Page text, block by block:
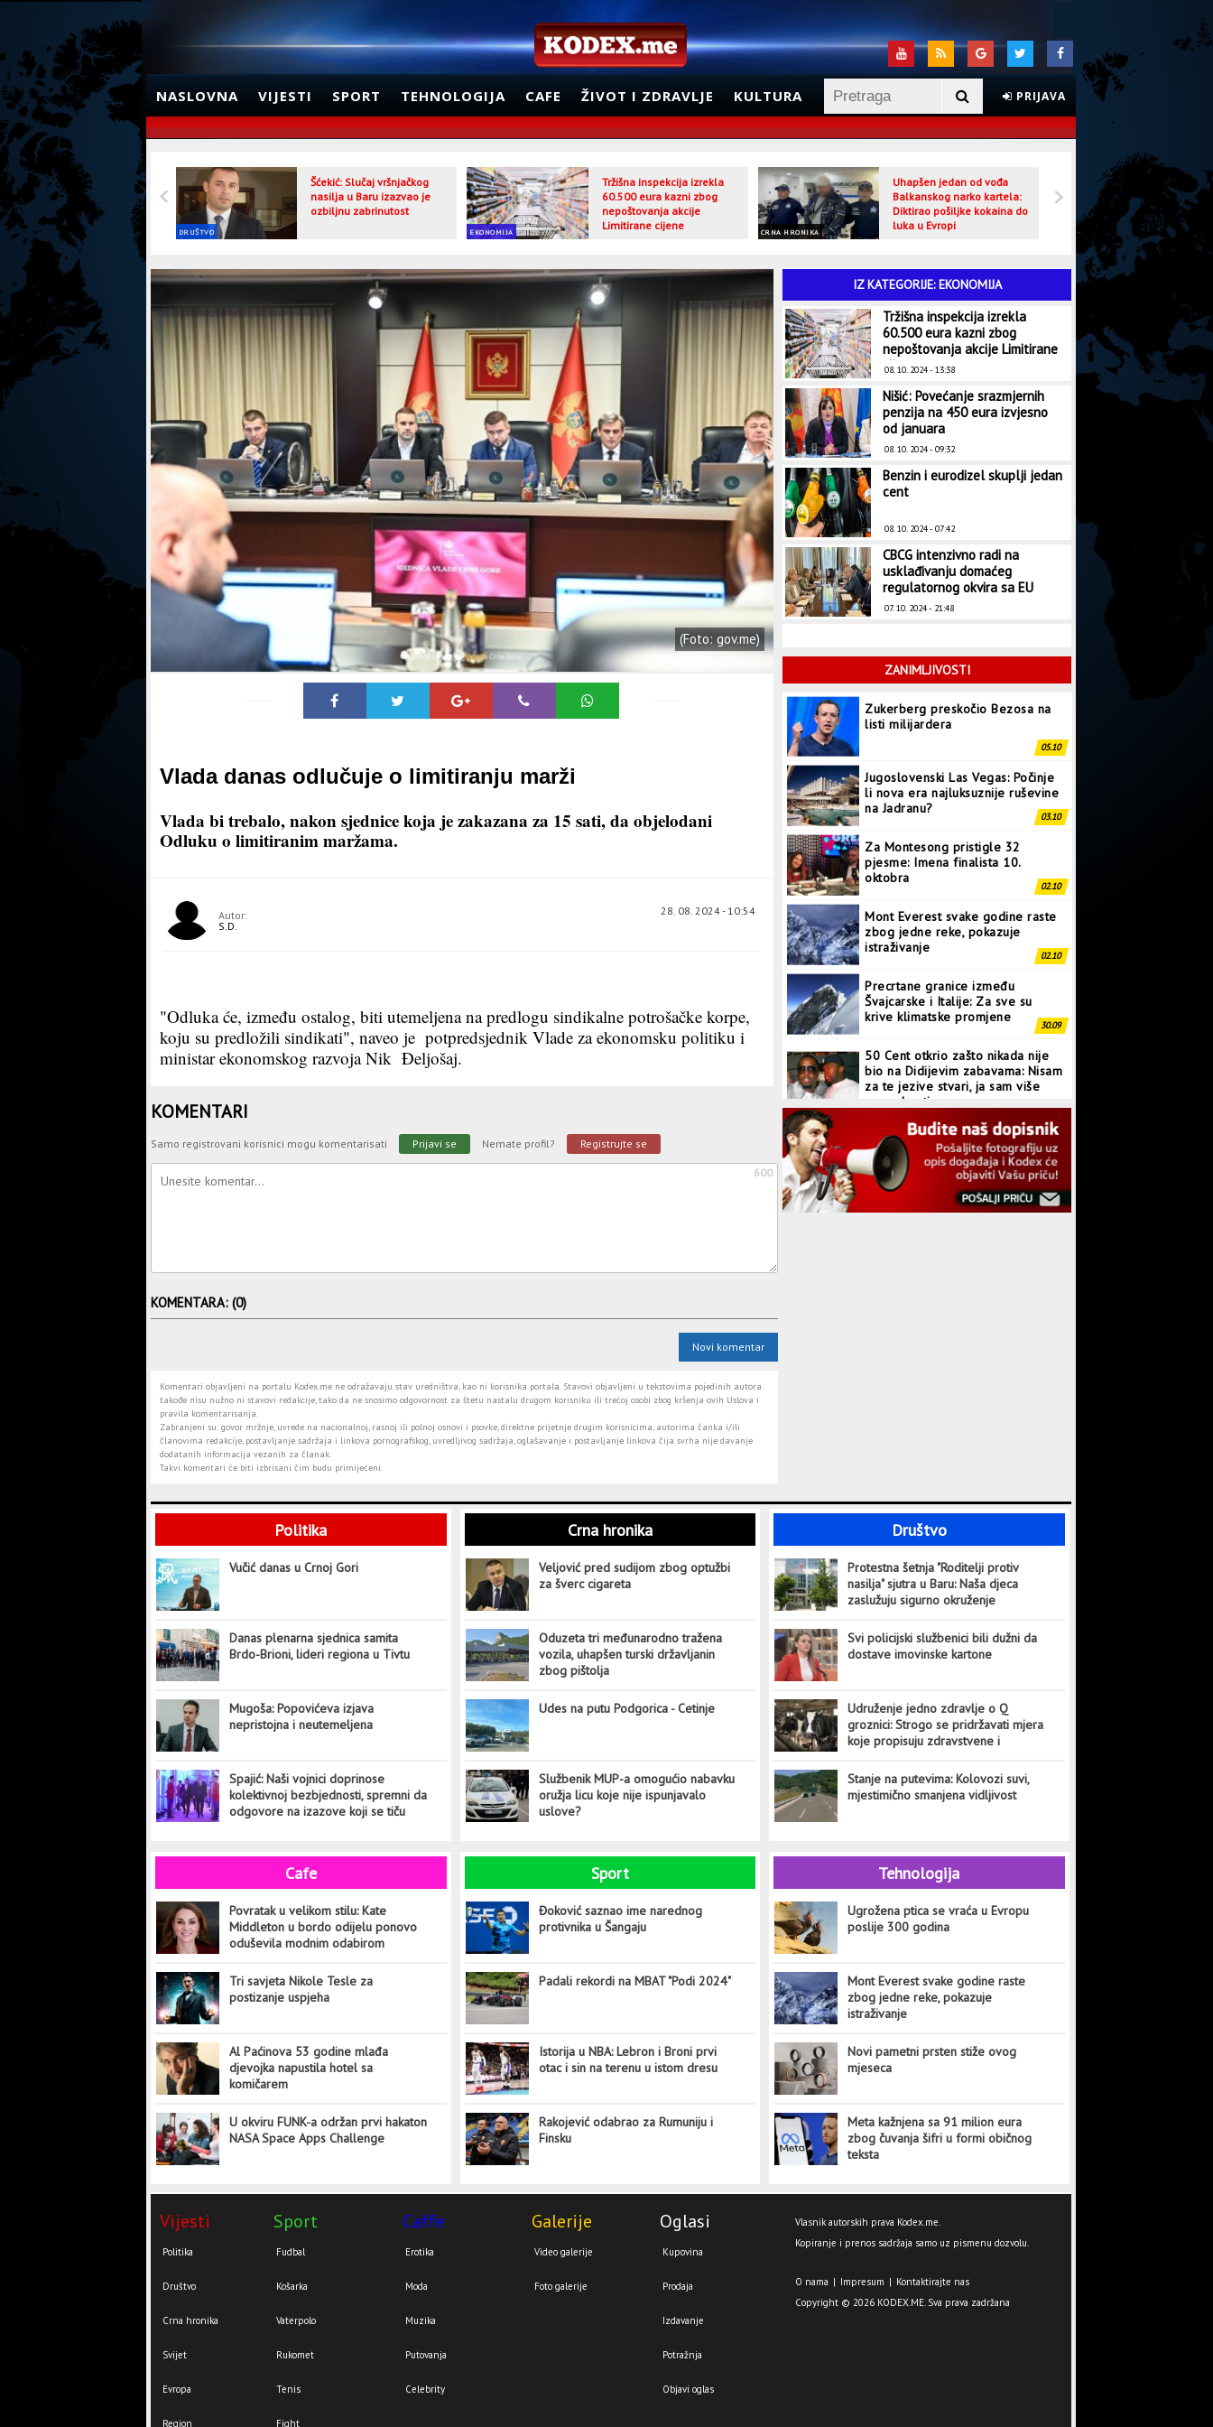
NASLOVNA VIJESTI SPORT TEHNOLOGIJA CAFE ŽIVOT I ZDRAVLJE KULTURA PRIJAVA
DRUŠTVO
Šćekić: Slučaj vršnjačkog
nasilja u Baru izazvao je
ozbiljnu zabrinutost
EKONOMIJA
Tržišna inspekcija izrekla
60.500 eura kazni zbog
nepoštovanja akcije
Limitirane cijene
CRNA HRONIKA
Uhapšen jedan od vođa
Balkanskog narko kartela:
Diktirao pošiljke kokaina do
luka u Evropi
CRNA HRONIKA
(Foto: gov.me)
Vlada danas odlučuje o limitiranju marži
Vlada bi trebalo, nakon sjednice koja je zakazana za 15 sati, da objelodani
Odluku o limitiranim maržama.
28. 08. 2024 - 10:54
Autor:
S.D.
"Odluka će, između ostalog, biti utemeljena na predlogu sindikalne potrošačke korpe,
koju su predložili sindikati", naveo je potpredsjednik Vlade za ekonomsku politiku i
ministar ekonomskog razvoja Nik Đeljošaj.
KOMENTARI
Samo registrovani korisnici mogu komentarisati Prijavi se Nemate profil? Registrujte se
600
KOMENTARA: (0)
Novi komentar
Komentari objavljeni na portalu Kodex.me ne odražavaju stav uredništva, kao ni korisnika portala. Stavovi objavljeni u tekstovima pojedinih autora
takođe nisu nužno ni stavovi redakcije, tako da ne snosimo odgovornost za štetu nastalu drugom korisniku ili trećoj osobi zbog kršenja ovih Uslova i
pravila komentarisanja.
Zabranjeni su: govor mržnje, uvrede na nacionalnoj, rasnoj ili polnoj osnovi i psovke, direktne prijetnje drugim korisnicima, autorima čanka i/ili
članovima redakcije, postavljanje sadržaja i linkova pornografskog, uvredljivog sadržaja, oglašavanje i postavljanje linkova čija svrha nije davanje
dodatanih informacija vezanih za članak.
Takvi komentari će biti izbrisani čim budu primijećeni.
IZ KATEGORIJE: EKONOMIJA
Tržišna inspekcija izrekla
60.500 eura kazni zbog
nepoštovanja akcije Limitirane
cijene
08. 10. 2024 - 13:38
Nišić: Povećanje srazmjernih
penzija na 450 eura izvjesno
od januara
08. 10. 2024 - 09:32
Benzin i eurodizel skuplji jedan
cent
08. 10. 2024 - 07:42
CBCG intenzivno radi na
usklađivanju domaćeg
regulatornog okvira sa EU
07. 10. 2024 - 21:48
ZANIMLJIVOSTI
Zukerberg preskočio Bezosa na
listi milijardera
05.10
Jugoslovenski Las Vegas: Počinje
li nova era najluksuznije ruševine
na Jadranu?
03.10
Za Montesong pristigle 32
pjesme: Imena finalista 10.
oktobra
02.10
Mont Everest svake godine raste
zbog jedne reke, pokazuje
istraživanje
02.10
Precrtane granice između
Švajcarske i Italije: Za sve su
krive klimatske promjene
30.09
50 Cent otkrio zašto nikada nije
bio na Didijevim zabavama: Nisam
za te jezive stvari, ja sam više
normalan tip
28.09
Japanci prave superkompjuter
kakav svijet još nije vidio
27.09
Linkin Park ima novu pjesmu:
Politika
Vučić danas u Crnoj Gori
Danas plenarna sjednica samita
Brdo-Brioni, lideri regiona u Tivtu
Mugoša: Popovićeva izjava
nepristojna i neutemeljena
Spajić: Naši vojnici doprinose
kolektivnoj bezbjednosti, spremni da
odgovore na izazove koji se tiču
Crna hronika
Veljović pred sudijom zbog optužbi
za šverc cigareta
Oduzeta tri međunarodno tražena
vozila, uhapšen turski državljanin
zbog pištolja
Udes na putu Podgorica - Cetinje
Službenik MUP-a omogućio nabavku
oružja licu koje nije ispunjavalo
uslove?
Društvo
Protestna šetnja "Roditelji protiv
nasilja" sjutra u Baru: Naša djeca
zaslužuju sigurno okruženje
Svi policijski službenici bili dužni da
dostave imovinske kartone
Udruženje jedno zdravlje o Q
groznici: Strogo se pridržavati mjera
koje propisuju zdravstvene i
Stanje na putevima: Kolovozi suvi,
mjestimično smanjena vidljivost
Cafe
Povratak u velikom stilu: Kate
Middleton u bordo odijelu ponovo
oduševila modnim odabirom
Tri savjeta Nikole Tesle za
postizanje uspjeha
Al Paćinova 53 godine mlađa
djevojka napustila hotel sa
komičarem
U okviru FUNK-a održan prvi hakaton
NASA Space Apps Challenge
Sport
Đoković saznao ime narednog
protivnika u Šangaju
Padali rekordi na MBAT "Podi 2024"
Istorija u NBA: Lebron i Broni prvi
otac i sin na terenu u istom dresu
Rakojević odabrao za Rumuniju i
Finsku
Tehnologija
Ugrožena ptica se vraća u Evropu
poslije 300 godina
Mont Everest svake godine raste
zbog jedne reke, pokazuje
istraživanje
Novi pametni prsten stiže ovog
mjeseca
Meta kažnjena sa 91 milion eura
zbog čuvanja šifri u formi običnog
teksta
Vijesti
Politika
Društvo
Crna hronika
Svijet
Evropa
Region
Sport
Fudbal
Košarka
Vaterpolo
Rukomet
Tenis
Fight
Caffe
Erotika
Moda
Muzika
Putovanja
Celebrity
Galerije
Video galerije
Foto galerije
Oglasi
Kupovina
Prodaja
Izdavanje
Potražnja
Objavi oglas
Vlasnik autorskih prava Kodex.me.
Kopiranje i prenos sadržaja samo uz pismenu dozvolu.
O nama | Impresum | Kontaktirajte nas
Copyright © 2026 KODEX.ME. Sva prava zadržana